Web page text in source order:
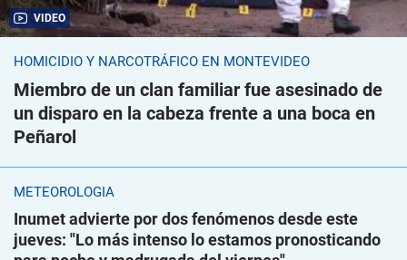
VIDEO
HOMICIDIO Y NARCOTRÁFICO EN MONTEVIDEO
Miembro de un clan familiar fue asesinado de
un disparo en la cabeza frente a una boca en
Peñarol
METEOROLOGÍA
Inumet advierte por dos fenómenos desde este
jueves: "Lo más intenso lo estamos pronosticando